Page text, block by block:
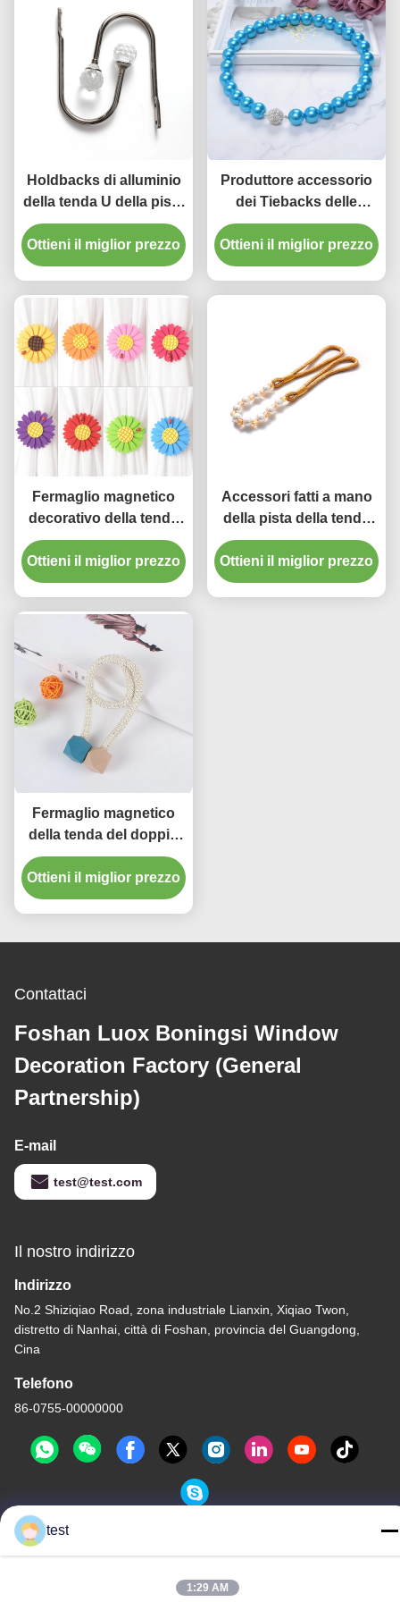
Holdbacks di alluminio
della tenda U della pista
della tenda della stanza
del dormitorio del
gancio di cristallo della
Ottieni il miglior prezzo
Produttore accessorio
dei Tiebacks delle
nappe della perla della
tenda di progettazione
moderna di alta qualità
Ottieni il miglior prezzo
Fermaglio magnetico
decorativo della tenda
dei supporti degli
accessori della tenda
del grippaggio del
Ottieni il miglior prezzo
Accessori fatti a mano
della pista della tenda
della perla che legano
corda per la casa
Ottieni il miglior prezzo
Fermaglio magnetico
della tenda del doppio
cubo di colore per
stanza di S dei bambini
“
Ottieni il miglior prezzo
Contattaci
Foshan Luox Boningsi Window
Decoration Factory (General
Partnership)
E-mail
test@test.com
Il nostro indirizzo
Indirizzo
No.2 Shiziqiao Road, zona industriale Lianxin, Xiqiao Twon,
distretto di Nanhai, città di Foshan, provincia del Guangdong,
Cina
Telefono
86-0755-00000000
Politica sulla privacy|Mappa del sito
Cina Buona qualità Pista di alluminio della tenda Fornitore. -2026
test
1:29 AM